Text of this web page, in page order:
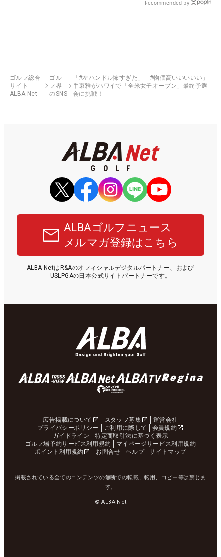
Recommended by
ゴルフ総合
サイト
ALBA Net
ゴル
フ界
のSNS
「#左ハンドル怖すぎた」「#物価高いいいいい」
手束雅がハワイで「全米女子オープン」最終予選
会に挑戦！
ALBAゴルフニュース
メルマガ登録はこちら
ALBA NetはR&Aのオフィシャルデジタルパートナー、および
USLPGAの日本公式サイトパートナーです。
広告掲載について スタッフ募集
運営会社
プライバシーポリシー
ご利用に際して
会員規約
ガイドライン
特定商取引法に基づく表示
ゴルフ場予約サービス利用規約
マイページサービス利用規約
ポイント利用規約
お問合せ ヘルプ サイトマップ
掲載されている全てのコンテンツの無断での転載、転用、コピー等は禁じま
す。
© ALBA Net